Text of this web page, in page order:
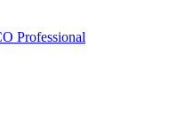
Professional